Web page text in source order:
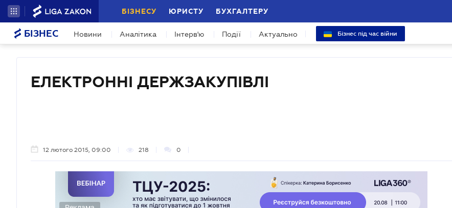
БІЗНЕСУ ЮРИСТУ БУХГАЛТЕРУ
БІЗНЕС Новини Аналітика Інтерв'ю Події Актуально Бізнес під час війни
ЕЛЕКТРОННІ ДЕРЖЗАКУПІВЛІ
12 лютого 2015, 09:00 218 0